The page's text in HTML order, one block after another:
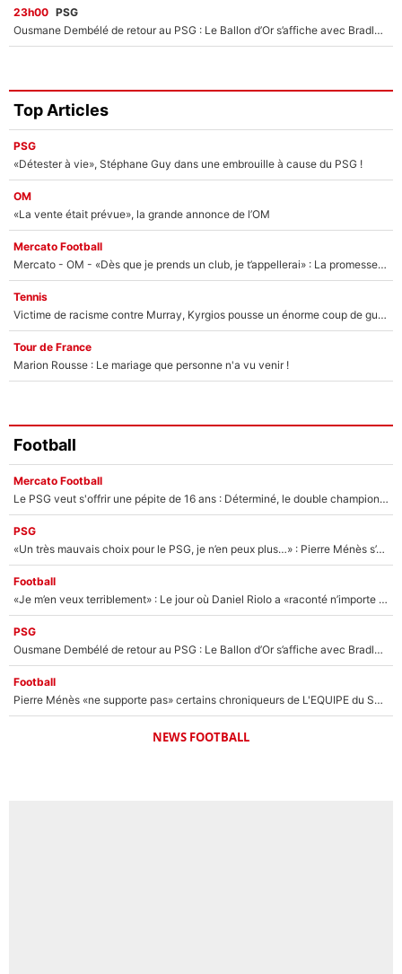
23h00 PSG
Ousmane Dembélé de retour au PSG : Le Ballon d’Or s’affiche avec Bradley Barcola en plein cœur du feuilleton sur son départ !
Top Articles
PSG
«Détester à vie», Stéphane Guy dans une embrouille à cause du PSG !
OM
«La vente était prévue», la grande annonce de l’OM
Mercato Football
Mercato - OM - «Dès que je prends un club, je t’appellerai» : La promesse de Marcelino au moment de claquer la porte
Tennis
Victime de racisme contre Murray, Kyrgios pousse un énorme coup de gueule !
Tour de France
Marion Rousse : Le mariage que personne n'a vu venir !
Football
Mercato Football
Le PSG veut s'offrir une pépite de 16 ans : Déterminé, le double champion d'Europe en titre est prêt à lâcher 40M€ pour celui que l'on compare déjà à Vinicius Jr !
PSG
«Un très mauvais choix pour le PSG, je n’en peux plus…» : Pierre Ménès s’est complètement trompé avec Luis Enrique et ces déclarations le prouvent !
Football
«Je m’en veux terriblement» : Le jour où Daniel Riolo a «raconté n’importe quoi» dans l'After Foot !
PSG
Ousmane Dembélé de retour au PSG : Le Ballon d’Or s’affiche avec Bradley Barcola en plein cœur du feuilleton sur son départ !
Football
Pierre Ménès «ne supporte pas» certains chroniqueurs de L'EQUIPE du Soir : Ils vont tous partir !
NEWS FOOTBALL